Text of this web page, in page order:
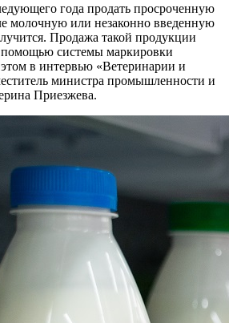
года продать просроченную
молочную или незаконно введенную
Продажа такой продукции
помощью системы маркировки
в интервью «Ветеринарии и
министра промышленности и
Приезжева.